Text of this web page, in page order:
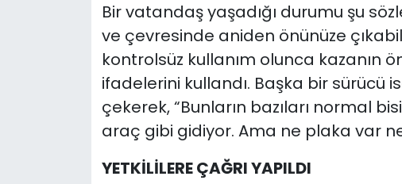
Bir vatandaş yaşadığı durumu şu
ve çevresinde aniden önünüze
kontrolsüz kullanım olunca kazanın
ifadelerini kullandı. Başka bir sürücü
çekerek, “Bunların bazıları normal
araç gibi gidiyor. Ama ne plaka var
YETKİLİLERE ÇAĞRI YAPILDI